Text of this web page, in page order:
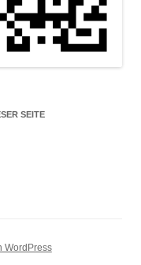
SEITE
WordPress